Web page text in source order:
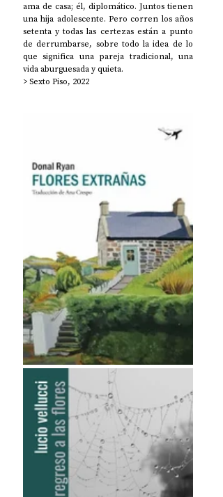
ama de casa; él, diplomático. Juntos tienen
una hija adolescente. Pero corren los años
setenta y todas las certezas están a punto
de derrumbarse, sobre todo la idea de lo
que significa una pareja tradicional, una
vida aburguesada y quieta.
> Sexto Piso, 2022